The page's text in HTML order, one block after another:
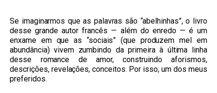
Se imaginarmos que as palavras são “abelhinhas”, o livro
desse grande autor francês — além do enredo — é um
enxame em que as “sociais” (que produzem mel em
abundância) vivem zumbindo da primeira à última linha
desse romance de amor, construindo aforismos,
descrições, revelações, conceitos. Por isso, um dos meus
preferidos.